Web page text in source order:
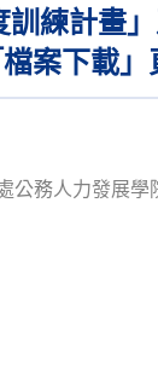
練計畫
案下載」
公務人力發展